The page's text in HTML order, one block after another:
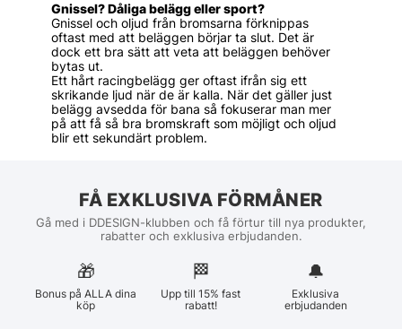
Gnissel? Dåliga belägg eller sport?
Gnissel och oljud från bromsarna förknippas
oftast med att beläggen börjar ta slut. Det är
dock ett bra sätt att veta att beläggen behöver
bytas ut.
Ett hårt racingbelägg ger oftast ifrån sig ett
skrikande ljud när de är kalla. När det gäller just
belägg avsedda för bana så fokuserar man mer
på att få så bra bromskraft som möjligt och oljud
blir ett sekundärt problem.
FÅ EXKLUSIVA FÖRMÅNER
Gå med i DDESIGN-klubben och få förtur till nya produkter,
rabatter och exklusiva erbjudanden.
🎁
Bonus på ALLA dina
köp
🏁︎
Upp till 15% fast
rabatt!
🔔
Exklusiva
erbjudanden